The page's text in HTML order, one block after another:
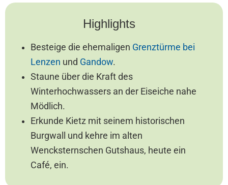
Highlights
Besteige die ehemaligen Grenztürme bei
Lenzen und Gandow.
Staune über die Kraft des
Winterhochwassers an der Eiseiche nahe
Mödlich.
Erkunde Kietz mit seinem historischen
Burgwall und kehre im alten
Wencksternschen Gutshaus, heute ein
Café, ein.